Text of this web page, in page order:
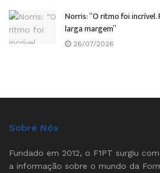
Norris: “O ritmo foi
larga margem”
26/07/2026
Sobre Nós
Fundado em 2012, o F1PT surgiu
a informação sobre o mundo da